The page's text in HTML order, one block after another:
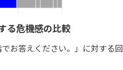
る危機感の比較
お答えください。」に対する回